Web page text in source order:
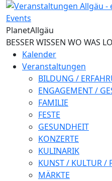
Direkt zum Inhalt
PlanetAllgäu
BESSER WISSEN WO WAS
Kalender
Veranstaltungen
BILDUNG /
ENGAGEMENT /
FAMILIE
FESTE
GESUNDHEIT
KONZERTE
KULINARIK
KUNST / KULTUR /
MÄRKTE